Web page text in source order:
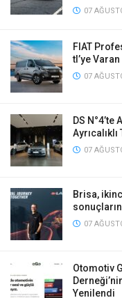
07
FIAT
tl’ye
07
DS N°4’te
07
Brisa,
07
Otomotiv
Yenilendi